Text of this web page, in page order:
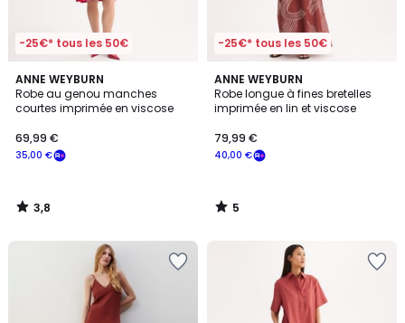
-25€* tous les 50€
ANNE WEYBURN
Robe au genou manches
courtes imprimée en viscose
35,00 €
69,99 €
3,8
/ 5
3,8
/
-25€* tous les 50€
ANNE WEYBURN
Robe longue à fines bretelles
imprimée en lin et viscose
40,00 €
79,99 €
5
/
5
5
/